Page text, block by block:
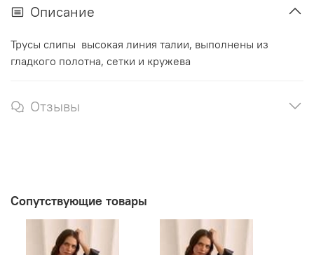
Описание
Трусы слипы высокая линия талии, выполнены из
гладкого полотна, сетки и кружева
Отзывы
Сопутствующие товары